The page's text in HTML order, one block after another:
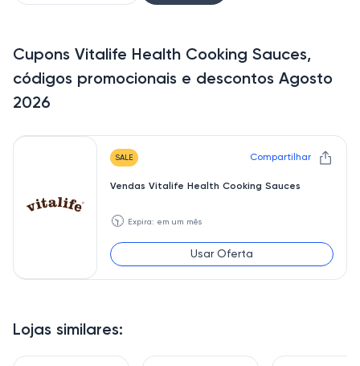
Lojas similares:
Cupons Vitalife Health Cooking Sauces,
códigos promocionais e descontos Agosto
2026
SALE Compartilhar
Vendas Vitalife Health Cooking Sauces
🕥 Expira: em um mês
Usar Oferta